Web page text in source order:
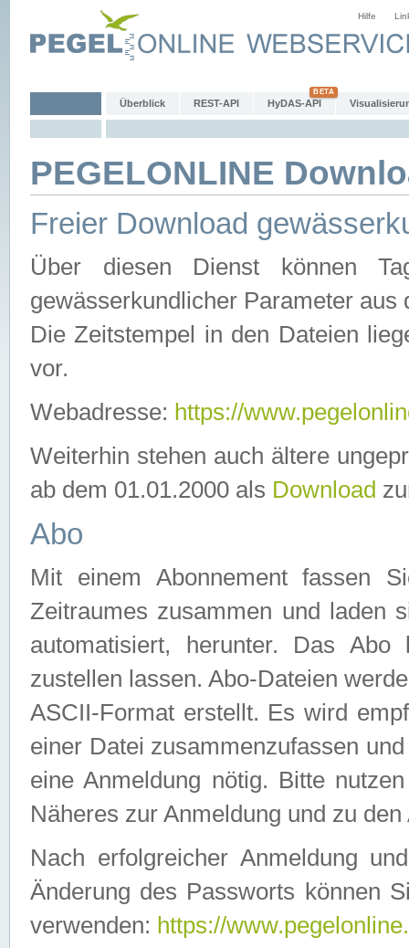
Hilfe
Überblick REST-API HyDAS-API
PEGELONLINE
Freier Download
Über diesen Dienst können
gewässerkundlicher Parameter aus
Die Zeitstempel in den Dateien
vor.
Webadresse: https://
Weiterhin stehen auch ältere
ab dem 01.01.2000 als Download
Abo
Mit einem Abonnement fassen
Zeitraumes zusammen und laden
automatisiert, herunter. Das
zustellen lassen. Abo-Dateien
ASCII-Format erstellt. Es wird
einer Datei zusammenzufassen
eine Anmeldung nötig. Bitte
Näheres zur Anmeldung und zu
Nach erfolgreicher Anmeldung
Änderung des Passworts können
verwenden: https://